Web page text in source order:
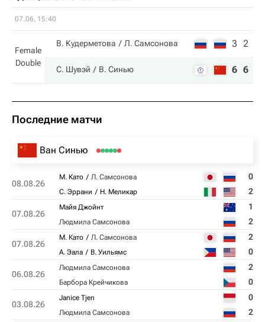
07.06, 15:40
Female
Double
В. Кудерметова Л. Самсонова 3 2
С. Шувэй В. Синью 6 6
Последние матчи
Ван Синью
08.08.26
М. Като Л. Самсонова 0
С. Эррани Н. Меликар 2
07.08.26
Майя Джойнт 1
Людмила Самсонова 2
07.08.26
М. Като Л. Самсонова 2
А. Эала В. Уильямс 0
06.08.26
Людмила Самсонова 2
Барбора Крейчикова 0
03.08.26
Janice Tjen 0
Людмила Самсонова 2